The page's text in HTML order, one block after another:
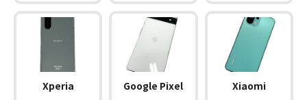
Xperia Google Pixel Xiaomi